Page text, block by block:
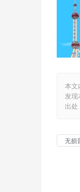
本文
发
出
无损